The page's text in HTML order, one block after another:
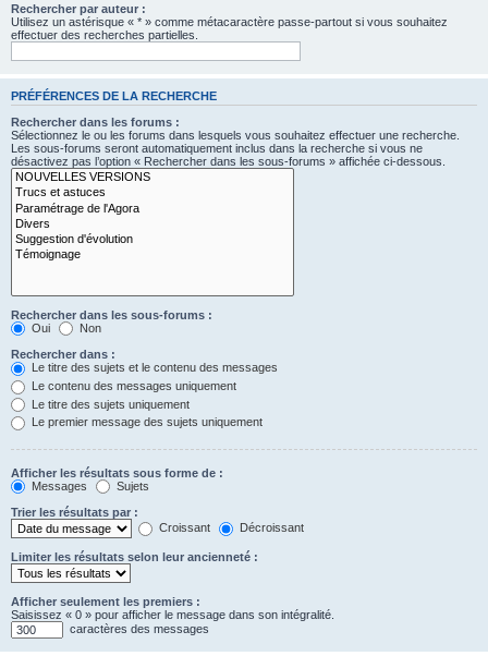
Rechercher par auteur :
Utilisez un astérisque « * » comme métacaractère passe-partout si vous souhaitez
effectuer des recherches partielles.
PRÉFÉRENCES DE LA RECHERCHE
Rechercher dans les forums :
Sélectionnez le ou les forums dans lesquels vous souhaitez effectuer une recherche.
Les sous-forums seront automatiquement inclus dans la recherche si vous ne
désactivez pas l’option « Rechercher dans les sous-forums » affichée ci-dessous.
Rechercher dans les sous-forums :
Oui
Non
Rechercher dans :
Le titre des sujets et le contenu des messages
Le contenu des messages uniquement
Le titre des sujets uniquement
Le premier message des sujets uniquement
Afficher les résultats sous forme de :
Messages
Sujets
Trier les résultats par :
Croissant
Décroissant
Limiter les résultats selon leur ancienneté :
Afficher seulement les premiers :
Saisissez « 0 » pour afficher le message dans son intégralité.
caractères des messages